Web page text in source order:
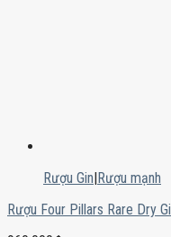
Rượu Gin|Rượu mạnh
Rượu Four Pillars Rare Dry